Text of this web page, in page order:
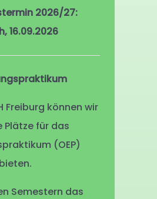
2026/27:
16.09.2026
Freiburg können wir
Plätze für das
(OEP)
Semestern das